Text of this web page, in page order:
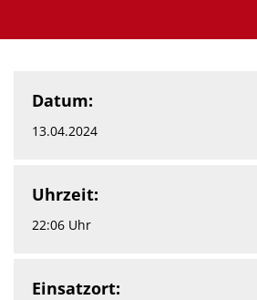
Datum:
13.04.2024
Uhrzeit:
22:06 Uhr
Einsatzort: